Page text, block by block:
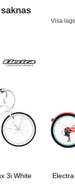
Visa
3i White